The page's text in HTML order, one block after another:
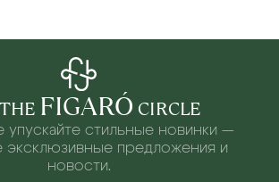
FIGARÓ CIRCLE
упускайте стильные новинки —
эксклюзивные предложения и
новости.